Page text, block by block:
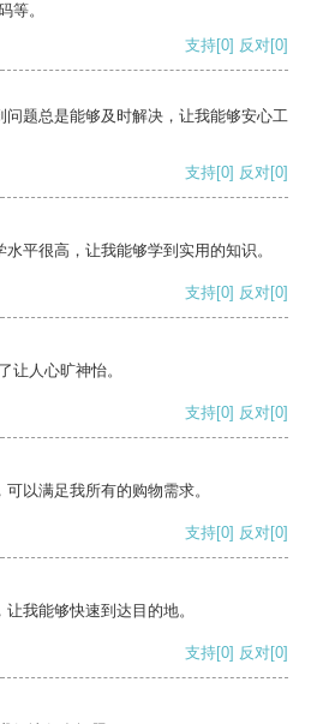
等。
支持[0] 反对[0]
题总是能够及时解决，让我能够安心工
支持[0] 反对[0]
平很高，让我能够学到实用的知识。
支持[0] 反对[0]
让人心旷神怡。
支持[0] 反对[0]
以满足我所有的购物需求。
支持[0] 反对[0]
我能够快速到达目的地。
支持[0] 反对[0]